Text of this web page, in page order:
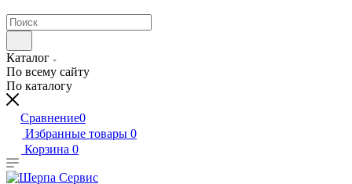
Каталог
По всему сайту
По каталогу
Сравнение0
Избранные товары 0
Корзина 0